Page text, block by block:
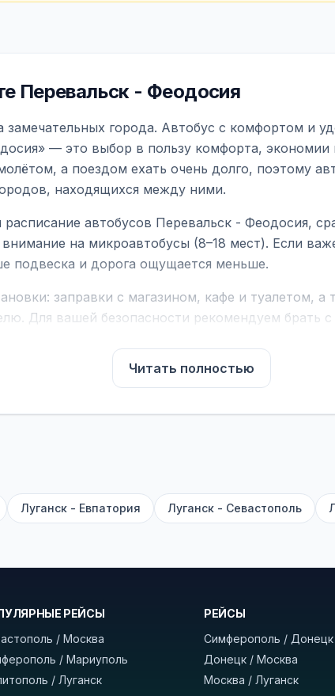
Перевальск - Феодосия
города. Автобус с комфортом и
— это выбор в пользу комфорта, экономии
а поездом ехать очень долго, поэтому
находящихся между ними.
автобусов Перевальск - Феодосия,
на микроавтобусы (8–18 мест). Если
подвеска и дорога ощущается меньше.
заправки с магазином, кафе и туалетом,
Для вашей безопасности рекомендуем брать
для комфортной поездки: регулировка сидений,
автобусах работают стюарды. У нас
печатать билет заранее не нужно.
место посадки, время и место прибытия, время в
BUSTRIP.PRO
Читать полностью
Луганск - Евпатория Луганск - Севастополь
РЕЙСЫ
/ Москва
/ Мариуполь
/ Луганск
РЕЙСЫ
Симферополь / Донецк
Донецк / Москва
Москва / Луганск